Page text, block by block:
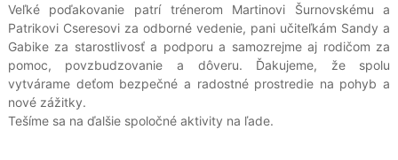
Veľké poďakovanie patrí trénerom Martinovi Šurnovskému a
Patrikovi Cseresovi za odborné vedenie, pani učiteľkám Sandy a
Gabike za starostlivosť a podporu a samozrejme aj rodičom za
pomoc, povzbudzovanie a dôveru. Ďakujeme, že spolu
vytvárame deťom bezpečné a radostné prostredie na pohyb a
nové zážitky.
Tešíme sa na ďalšie spoločné aktivity na ľade.